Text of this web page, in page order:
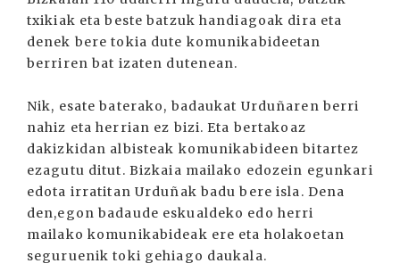
txikiak eta beste batzuk handiagoak dira eta
denek bere tokia dute komunikabideetan
berriren bat izaten dutenean.
Nik, esate baterako, badaukat Urduñaren berri
nahiz eta herrian ez bizi. Eta bertakoaz
dakizkidan albisteak komunikabideen bitartez
ezagutu ditut. Bizkaia mailako edozein egunkari
edota irratitan Urduñak badu bere isla. Dena
den,egon badaude eskualdeko edo herri
mailako komunikabideak ere eta holakoetan
seguruenik toki gehiago daukala.